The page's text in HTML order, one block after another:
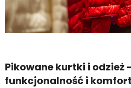
Pikowane kurtki i odzież
funkcjonalność i komfort